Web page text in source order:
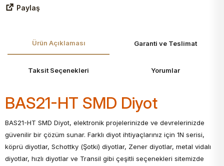
Paylaş
Ürün Açıklaması Garanti ve Teslimat
Taksit Seçenekleri Yorumlar
BAS21-HT SMD Diyot
BAS21-HT SMD Diyot, elektronik projelerinizde ve devrelerinizde
güvenilir bir çözüm sunar. Farklı diyot ihtiyaçlarınız için 1N serisi,
köprü diyotlar, Schottky (Şotki) diyotlar, Zener diyotlar, metal vidalı
diyotlar, hızlı diyotlar ve Transil gibi çeşitli seçenekleri sitemizde